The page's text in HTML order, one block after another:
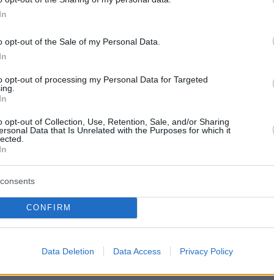
opt-out of the Sale of my Personal Data.
opt-out of processing my Personal Data for Targeted
opt-out of Collection, Use, Retention, Sale, and/or Sharing
Data that Is Unrelated with the Purposes for which it
CONFIRM
Data Deletion Data Access Privacy Policy
το σύγχρονο περιβάλλον ασφάλειας, όπως
της κυβερνοάμυνας.
τη σημασία της στενής
μεταξύ Ευρωπαϊκής Ένωσης και ΝΑΤΟ, σε μια
την οποία η ασφάλεια, η οικονομική
και η δημοσιονομική υπευθυνότητα
προτεραιότητες τόσο για την Ευρωπαϊκή
για τη Βορειοατλαντική Συμμαχία.
protothema.gr στο Google News
Ειδήσειςαπό την Ελλάδα και τον Κόσμο, τη